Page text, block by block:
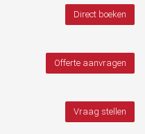
Direct boeken
Offerte aanvragen
Vraag stellen